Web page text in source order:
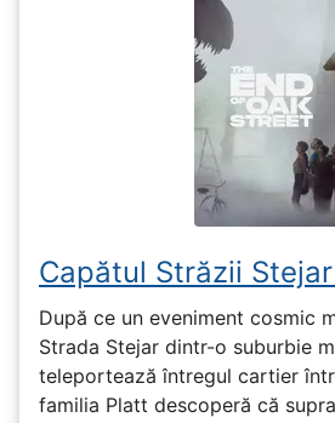
Capătul Străzii
După ce un eveniment cosmic
Strada Stejar dintr-o suburbie
teleportează întregul cartier
familia Platt descoperă că